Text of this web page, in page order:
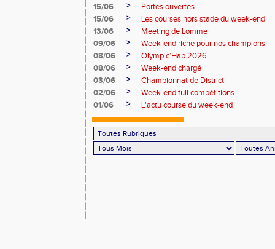
15/06
>
Portes ouvertes
15/06
>
Les courses hors stade du week-end
13/06
>
Meeting de Lomme
09/06
>
Week-end riche pour nos champions
08/06
>
Olympic’Hap 2026
08/06
>
Week-end chargé
03/06
>
Championnat de District
02/06
>
Week-end full compétitions
01/06
> L'actu course du week-end